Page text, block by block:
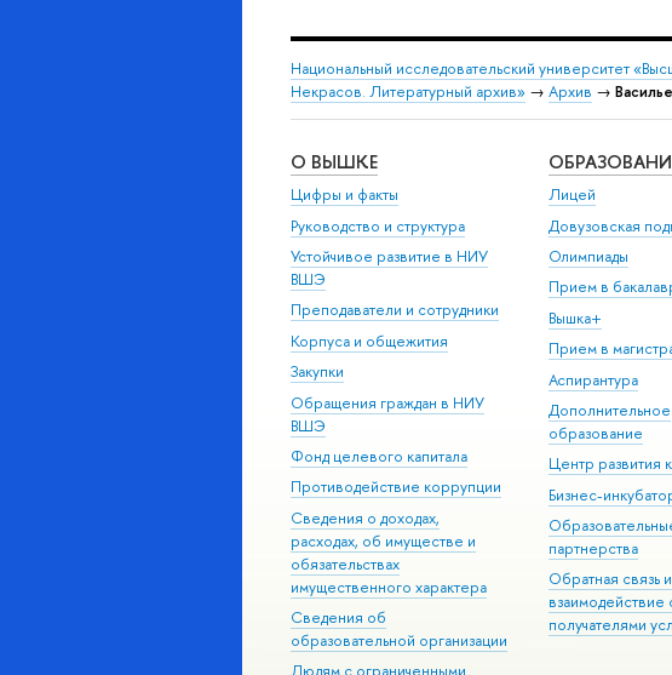
Национальный исследовательский университет
Некрасов. Литературный архив» → Архив →
О ВЫШКЕ
Цифры и факты
Руководство и структура
Устойчивое развитие в НИУ
ВШЭ
Преподаватели и сотрудники
Корпуса и общежития
Закупки
Обращения граждан в НИУ
ВШЭ
Фонд целевого капитала
Противодействие коррупции
Сведения о доходах,
расходах, об имуществе и
обязательствах
имущественного характера
Сведения об
образовательной организации
Лицей
Довузовская
Олимпиады
Прием в
Вышка+
Прием в
Аспирантура
Дополнительное
образование
Центр развития
Бизнес-
партнерства
Обратная связь и
взаимодействие
получателями